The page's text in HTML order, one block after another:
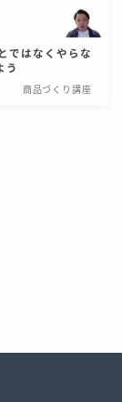
ではなくやらな
う
商品づくり講座